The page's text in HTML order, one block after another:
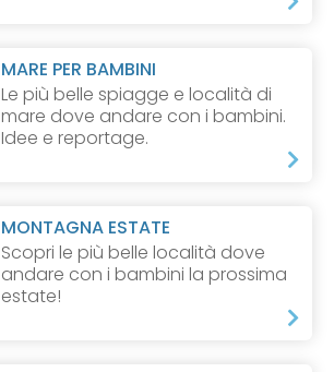
MARE PER BAMBINI
Le più belle spiagge e località di
mare dove andare con i bambini.
Idee e reportage.
MONTAGNA ESTATE
Scopri le più belle località dove
andare con i bambini la prossima
estate!